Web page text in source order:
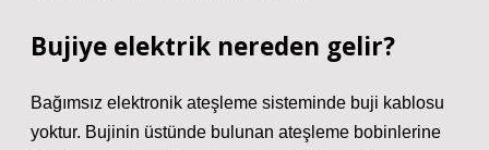
Bujiye elektrik nereden gelir?
Bağımsız elektronik ateşleme sisteminde buji kablosu
yoktur. Bujinin üstünde bulunan ateşleme bobinlerine